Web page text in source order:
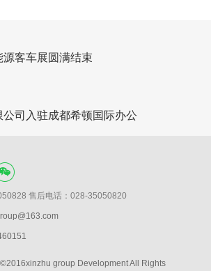
客车展圆满结束
司入驻成都希顿国际办公
售后电话：028-35050820
group Development All Rights